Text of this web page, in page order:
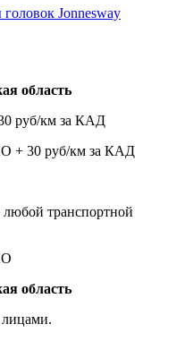
Jonnesway
область
руб/км за КАД
+ 30 руб/км за КАД
любой транспортной
область
лицами.